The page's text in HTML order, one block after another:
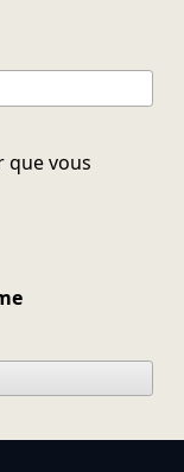
que vous